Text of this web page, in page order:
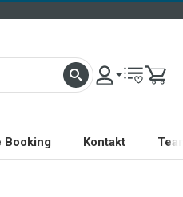
Booking Kontakt